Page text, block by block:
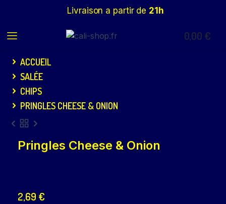
Livraison a partir de 21h
0,00 €
ACCUEIL
SALÉE
CHIPS
PRINGLES CHEESE & ONION
Pringles Cheese & Onion
2,69 €